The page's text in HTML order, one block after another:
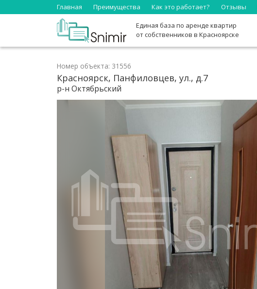
Главная Преимущества Как это работает? Отзывы
Единая база по аренде квартир
от собственников в Красноярске
Номер объекта: 31556
Красноярск, Панфиловцев, ул., д.7
р-н Октябрьский